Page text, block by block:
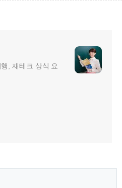
, 재테크 상식 요